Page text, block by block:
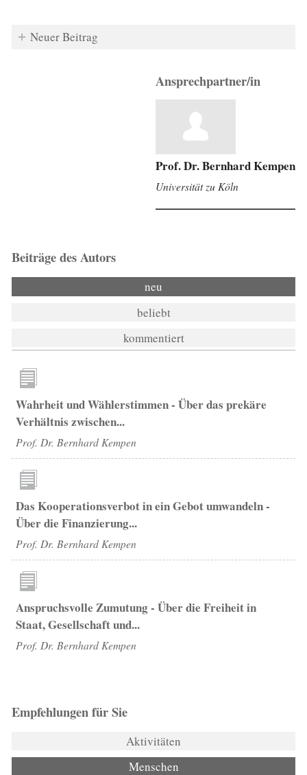
Neuer Beitrag
Ansprechpartner/in
Prof. Dr. Bernhard Kempen
Universität zu Köln
Beiträge des Autors
neu
beliebt
kommentiert
Wahrheit und Wählerstimmen - Über das prekäre
Verhältnis zwischen...
Prof. Dr. Bernhard Kempen
Das Kooperationsverbot in ein Gebot umwandeln -
Über die Finanzierung...
Prof. Dr. Bernhard Kempen
Anspruchsvolle Zumutung - Über die Freiheit in
Staat, Gesellschaft und...
Prof. Dr. Bernhard Kempen
Empfehlungen für Sie
Aktivitäten
Menschen